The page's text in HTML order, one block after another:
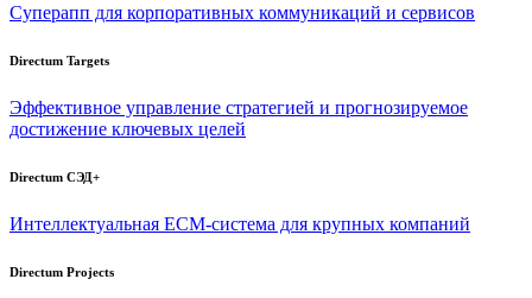
Суперапп для корпоративных коммуникаций и сервисов
Directum Targets
Эффективное управление стратегией и прогнозируемое
достижение ключевых целей
Directum СЭД+
Интеллектуальная ECM-система для крупных компаний
Directum Projects